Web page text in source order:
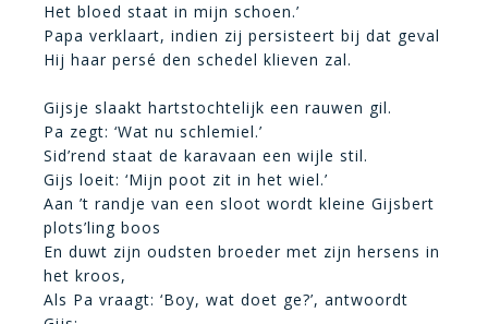
Het bloed staat in mijn schoen.’
Papa verklaart, indien zij persisteert bij dat geval
Hij haar persé den schedel klieven zal.
Gijsje slaakt hartstochtelijk een rauwen gil.
Pa zegt: ‘Wat nu schlemiel.’
Sid’rend staat de karavaan een wijle stil.
Gijs loeit: ‘Mijn poot zit in het wiel.’
Aan ’t randje van een sloot wordt kleine Gijsbert
plots’ling boos
En duwt zijn oudsten broeder met zijn hersens in
het kroos,
Als Pa vraagt: ‘Boy, wat doet ge?’, antwoordt